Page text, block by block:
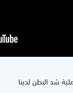
شد البطن لدينا